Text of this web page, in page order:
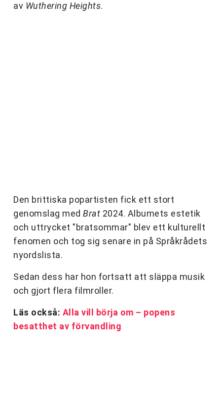
av Wuthering Heights.
Den brittiska popartisten fick ett stort
genomslag med Brat 2024. Albumets estetik
och uttrycket "bratsommar" blev ett kulturellt
fenomen och tog sig senare in på Språkrådets
nyordslista.
Sedan dess har hon fortsatt att släppa musik
och gjort flera filmroller.
Läs också: Alla vill börja om – popens
besatthet av förvandling